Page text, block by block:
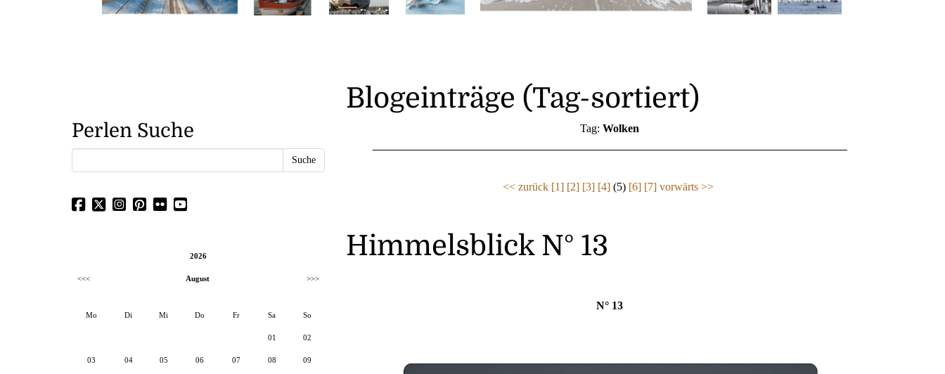
Blogeinträge (Tag-sortiert)
Tag: Wolken
<< zurück [1] [2] [3] [4] (5) [6] [7] vorwärts >>
Himmelsblick N° 13
N° 13
Perlen Suche
2026
<<< August >>>
Mo Di Mi Do Fr Sa So
01 02
03 04 05 06 07 08 09